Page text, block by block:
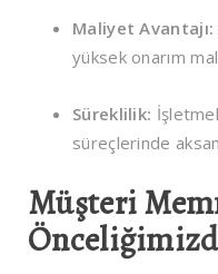
Maliyet Avantajı:
yüksek onarım
Süreklilik:
süreçlerinde
Müşteri